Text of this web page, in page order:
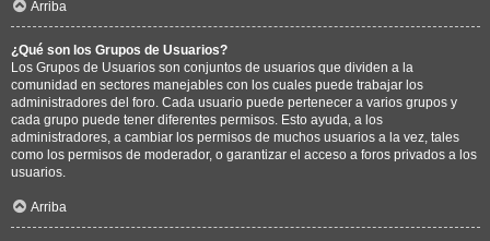
Arriba
¿Qué son los Grupos de Usuarios?
Los Grupos de Usuarios son conjuntos de usuarios que dividen a la
comunidad en sectores manejables con los cuales puede trabajar los
administradores del foro. Cada usuario puede pertenecer a varios grupos y
cada grupo puede tener diferentes permisos. Esto ayuda, a los
administradores, a cambiar los permisos de muchos usuarios a la vez, tales
como los permisos de moderador, o garantizar el acceso a foros privados a los
usuarios.
Arriba